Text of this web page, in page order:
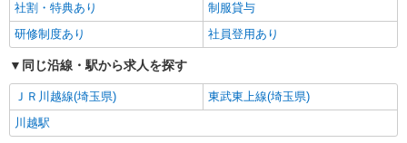
社割・特典あり
制服貸与
研修制度あり
社員登用あり
同じ沿線・駅から求人を探す
ＪＲ川越線(埼玉県)
東武東上線(埼玉県)
川越駅